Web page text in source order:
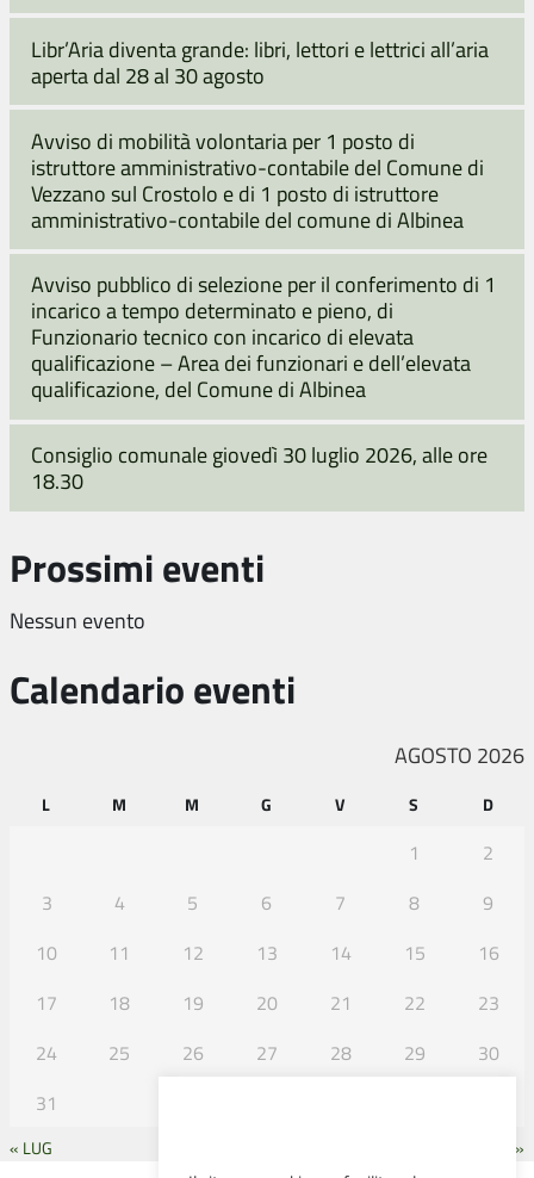
Libr’Aria diventa grande: libri, lettori e lettrici all’aria
aperta dal 28 al 30 agosto
Avviso di mobilità volontaria per 1 posto di
istruttore amministrativo-contabile del Comune di
Vezzano sul Crostolo e di 1 posto di istruttore
amministrativo-contabile del comune di Albinea
Avviso pubblico di selezione per il conferimento di 1
incarico a tempo determinato e pieno, di
Funzionario tecnico con incarico di elevata
qualificazione – Area dei funzionari e dell’elevata
qualificazione, del Comune di Albinea
Consiglio comunale giovedì 30 luglio 2026, alle ore
18.30
Prossimi eventi
Nessun evento
Calendario eventi
AGOSTO 2026
L M M G V S D
1
2
3
4 5 6 7 8
9
10
11 12 13 14 15
16
17
18 19 20 21 22
23
24
25 26 27 28 29
30
31
« LUG
SET »